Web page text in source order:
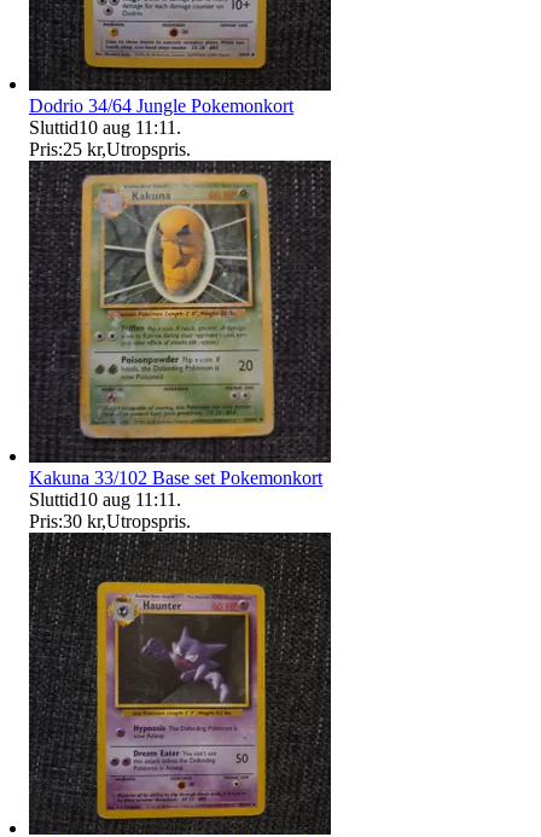
Dodrio 34/64 Jungle Pokemonkort
Sluttid10 aug 11:11 .
Pris:25 kr,Utropspris.
Kakuna 33/102 Base set Pokemonkort
Sluttid10 aug 11:11 .
Pris:30 kr,Utropspris.